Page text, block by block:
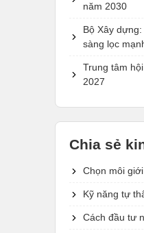
năm 2030
Bộ Xây
sàng lọc
Trung tâm
2027
Chia sẻ
Chọn môi
Kỹ năng tự
Cách đầu tư